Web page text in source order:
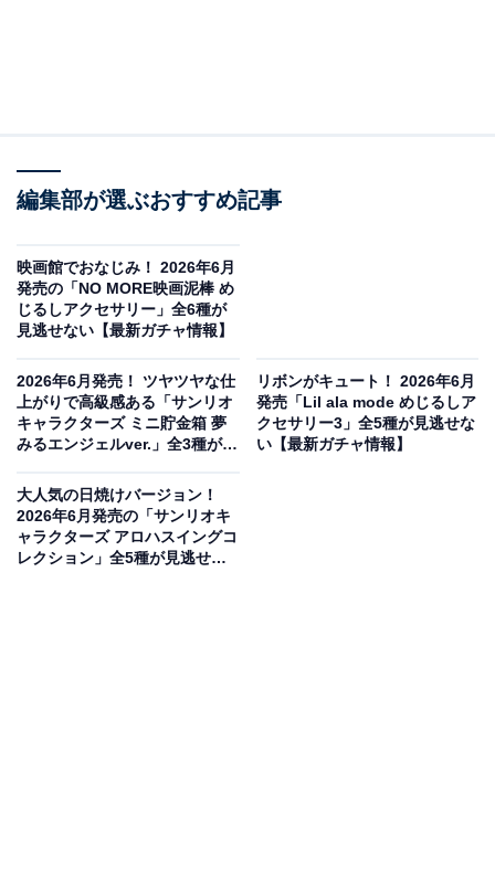
スリング」（税込400円）。全5種のラインアップとなっ
ています。
編集部が選ぶおすすめ記事
映画館でおなじみ！ 2026年6月
発売の「NO MORE映画泥棒 め
じるしアクセサリー」全6種が
見逃せない【最新ガチャ情報】
2026年6月発売！ ツヤツヤな仕
上がりで高級感ある「サンリオ
キャラクターズ ミニ貯金箱 夢
みるエンジェルver.」全3種が見
リボンがキュート！ 2026年6月
発売「Lil ala mode めじるしア
クセサリー3」全5種が見逃せな
い【最新ガチャ情報】
大人気の日焼けバージョン！
2026年6月発売の「サンリオキ
ャラクターズ アロハスイングコ
レクション」全5種が見逃せな